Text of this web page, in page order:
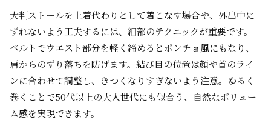
大判ストールを上着代わりとして着こなす場合や、外出中に
ずれないよう工夫するには、細部のテクニックが重要です。
ベルトでウエスト部分を軽く締めるとポンチョ風にもなり、
肩からのずり落ちを防げます。結び目の位置は顔や首のライ
ンに合わせて調整し、きつくなりすぎないよう注意。ゆるく
巻くことで50代以上の大人世代にも似合う、自然なボリュー
ム感を実現できます。